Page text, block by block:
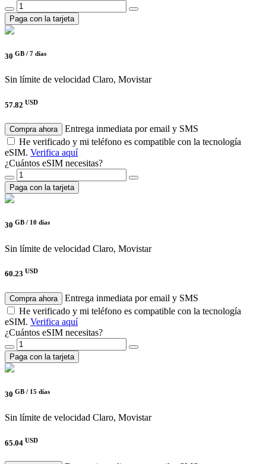
Paga con la tarjeta
30 GB / 7 días
Sin límite de velocidad Claro, Movistar
57.82 USD
Compra ahora
Entrega inmediata por email y SMS
He verificado y mi teléfono es compatible con la tecnología
eSIM. Verifica aquí
¿Cuántos eSIM necesitas?
Paga con la tarjeta
30 GB / 10 días
Sin límite de velocidad Claro, Movistar
60.23 USD
Compra ahora
Entrega inmediata por email y SMS
He verificado y mi teléfono es compatible con la tecnología
eSIM. Verifica aquí
¿Cuántos eSIM necesitas?
Paga con la tarjeta
30 GB / 15 días
Sin límite de velocidad Claro, Movistar
65.04 USD